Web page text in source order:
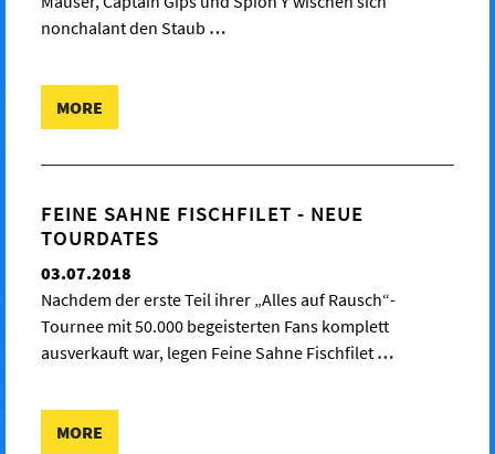
nonchalant den Staub …
MORE
FEINE SAHNE FISCHFILET - NEUE
TOURDATES
03.07.2018
Nachdem der erste Teil ihrer „Alles auf Rausch“-
Tournee mit 50.000 begeisterten Fans komplett
ausverkauft war, legen Feine Sahne Fischfilet …
MORE